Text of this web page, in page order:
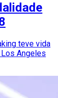
teve vida
Angeles